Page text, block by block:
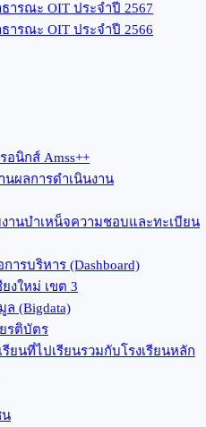
ารณะ OIT ประจำปี 2567
ารณะ OIT ประจำปี 2566
อนิกส์ Amss++
นผลการดำเนินงาน
านบำเหน็จความชอบและทะเบียน
ารบริหาร (Dashboard)
งใหม่ เขต 3
(Bigdata)
รติบัตร
ยนที่ไปเรียนรวมกับโรงเรียนหลัก
น